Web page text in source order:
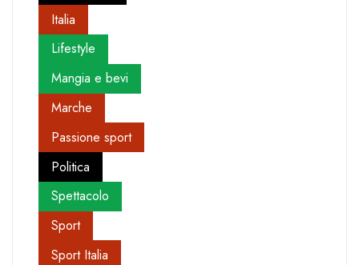
Italia
Lifestyle
Mangia e bevi
Marche
Passione sport
Politica
Spettacolo
Sport
Sport Italia